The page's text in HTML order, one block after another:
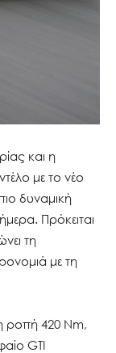
και η
με το νέο
δυναμική
Πρόκειται
τη
με τη
ροπή 420 Nm,
GTI